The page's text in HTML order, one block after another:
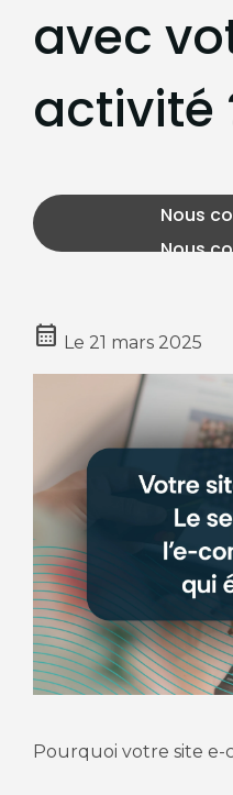
avec
activité
Nous
Nous
calendar_month Le 21 mars 2025
Pourquoi votre site